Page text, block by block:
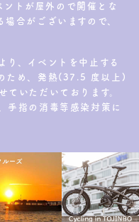
トが屋外ので開催とな
合がございますので、
り、イベントを中止する
ため、発熱(37.5 度以上)
ていただいております。
手指の消毒等感染対策に